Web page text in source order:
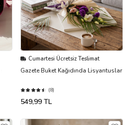
Cumartesi Ücretsiz Teslimat
Gazete Buket Kağıdında Lisyantuslar
(8)
549,99 TL